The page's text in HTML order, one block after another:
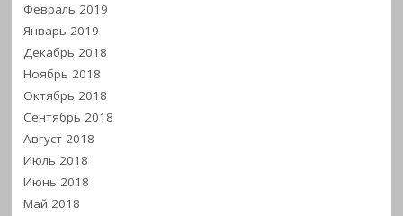
Февраль 2019
Январь 2019
Декабрь 2018
Ноябрь 2018
Октябрь 2018
Сентябрь 2018
Август 2018
Июль 2018
Июнь 2018
Май 2018